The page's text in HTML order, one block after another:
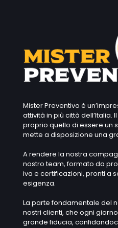
Mister Preventivo è
attività in più città dell’Italia.
proprio quello di essere un
mette a disposizione una
A rendere la nostra
nostro team, formato da
iva e certificazioni, pronti a
esigenza.
La parte fondamentale del
nostri clienti, che ogni
grande fiducia,